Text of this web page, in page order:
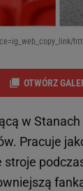
OTWÓRZ
w
Pracuje